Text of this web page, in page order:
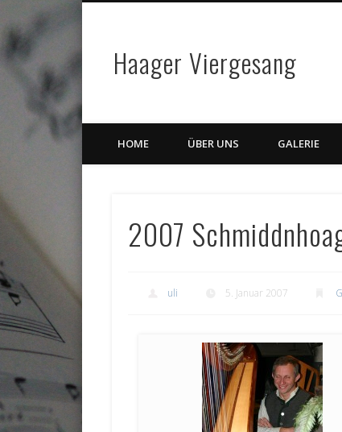
Haager Viergesang
HOME ÜBER UNS GALERIE
2007
uli 5. Januar 2007